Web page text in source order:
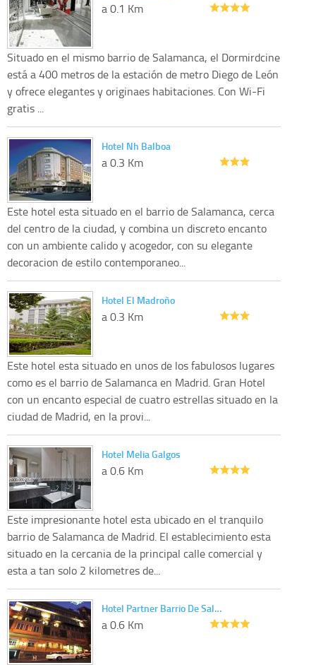
a 0.1 Km
Situado en el mismo barrio de Salamanca, el Dormirdcine
está a 400 metros de la estación de metro Diego de León
y ofrece elegantes y originaes habitaciones. Con Wi-Fi
gratis ...
Hotel Nh Balboa
a 0.3 Km
Este hotel esta situado en el barrio de Salamanca, cerca
del centro de la ciudad, y combina un discreto encanto
con un ambiente calido y acogedor, con su elegante
decoracion de estilo contemporaneo...
Hotel El Madroño
a 0.3 Km
Este hotel esta situado en unos de los fabulosos lugares
como es el barrio de Salamanca en Madrid. Gran Hotel
con un encanto especial de cuatro estrellas situado en la
ciudad de Madrid, en la provi...
Hotel Melia Galgos
a 0.6 Km
Este impresionante hotel esta ubicado en el tranquilo
barrio de Salamanca de Madrid. El establecimiento esta
situado en la cercania de la principal calle comercial y
esta a tan solo 2 kilometres de...
Hotel Partner Barrio De Sal…
a 0.6 Km